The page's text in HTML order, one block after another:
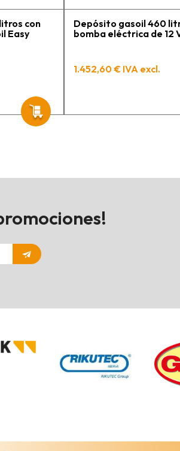
con
Easy
Depósito gasoil 460
bomba eléctrica de 12
1.452,60 € IVA excl.